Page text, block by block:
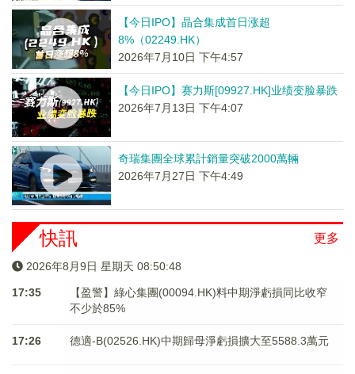
【今日IPO】晶合集成首日涨超
8%（02249.HK）
2026年7月10日 下午4:57
【今日IPO】赛力斯[09927.HK]业绩变脸暴跌
2026年7月13日 下午4:07
奇瑞集團全球累計銷量突破2000萬輛
2026年7月27日 下午4:49
更多
快訊
2026年8月9日 星期天 08:50:48
17:35
【盈警】綠心集團(00094.HK)料中期淨虧損同比收窄
不少於85%
17:26 德適-B(02526.HK)中期歸母淨虧損擴大至5588.3萬元